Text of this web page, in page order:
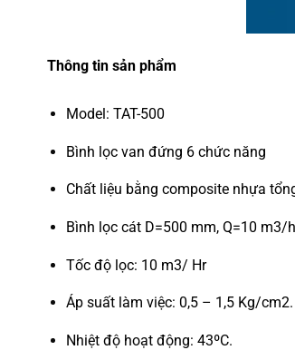
Thông tin sản phẩm
Model: TAT-500
Bình lọc van đứng 6 chức năng
Chất liệu bằng composite nhựa
Bình lọc cát D=500 mm, Q=10 m3/h
Tốc độ lọc: 10 m3/ Hr
Áp suất làm việc: 0,5 – 1,5 Kg/cm2.
Nhiệt độ hoạt động: 43ºC.